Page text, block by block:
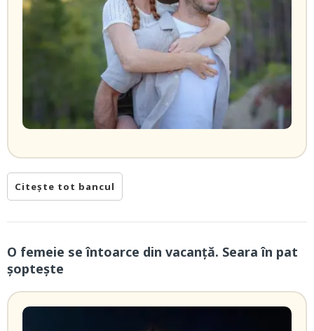
Citește tot bancul
O femeie se întoarce din vacanță. Seara în pat
șoptește